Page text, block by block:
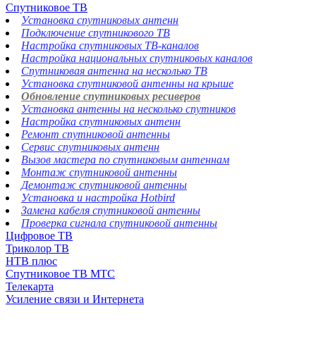
Спутниковое ТВ
Установка спутниковых антенн
Подключение спутникового ТВ
Настройка спутниковых ТВ-каналов
Настройка национальных спутниковых каналов
Спутниковая антенна на несколько ТВ
Установка спутниковой антенны на крыше
Обновление спутниковых ресиверов
Установка антенны на несколько спутников
Настройка спутниковых антенн
Ремонт спутниковой антенны
Сервис спутниковых антенн
Вызов мастера по спутниковым антеннам
Монтаж спутниковой антенны
Демонтаж спутниковой антенны
Установка и настройка Hotbird
Замена кабеля спутниковой антенны
Проверка сигнала спутниковой антенны
Цифровое ТВ
Триколор ТВ
НТВ плюс
Спутниковое ТВ МТС
Телекарта
Усиление связи и Интернета